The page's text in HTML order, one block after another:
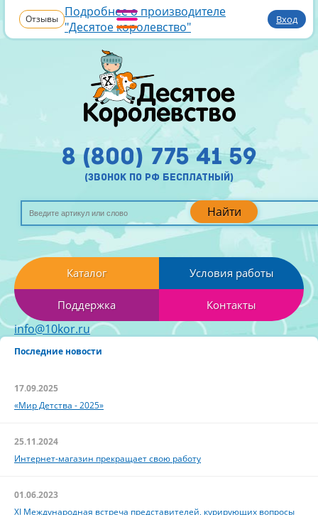
Отзывы Подробнее о производителе
"Десятое королевство"
Вход
Найти
8 (800) 775 41 59
(звонок по рф бесплатный)
Каталог Условия работы
Поддержка Контакты
info@10kor.ru
Последние новости
17.09.2025
«Мир Детства - 2025»
25.11.2024
Интернет-магазин прекращает свою работу
01.06.2023
XI Международная встреча представителей, курирующих вопросы